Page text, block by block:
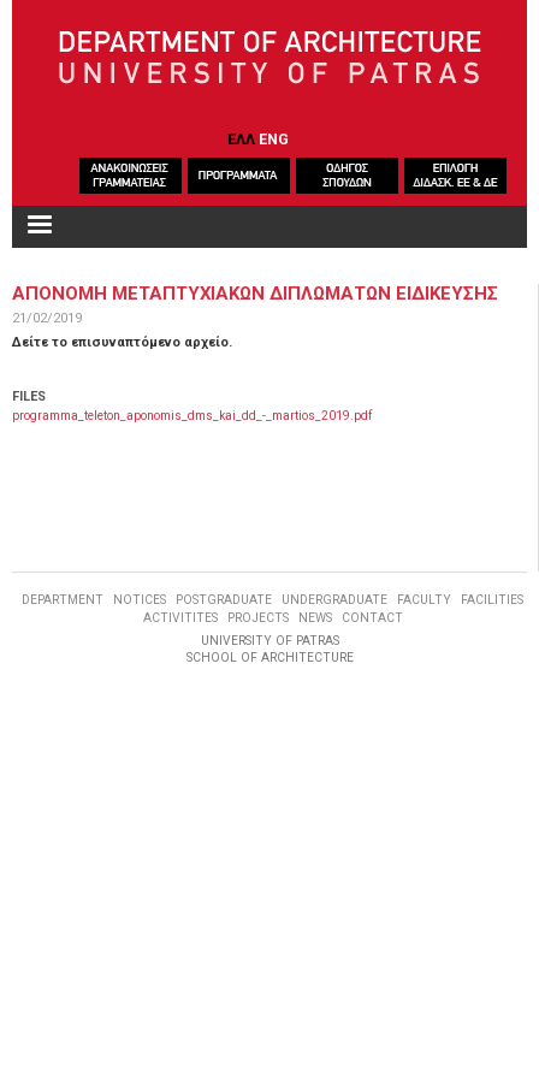
ΕΛΛ ENG
ΑΠΟΝΟΜΗ ΜΕΤΑΠΤΥΧΙΑΚΩΝ ΔΙΠΛΩΜΑΤΩΝ ΕΙΔΙΚΕΥΣΗΣ
21/02/2019
Δείτε το επισυναπτόμενο αρχείο.
FILES
programma_teleton_aponomis_dms_kai_dd_-_martios_2019.pdf
DEPARTMENT NOTICES POSTGRADUATE UNDERGRADUATE FACULTY
FACILITIES
ACTIVITITES
PROJECTS NEWS
CONTACT
UNIVERSITY OF PATRAS
SCHOOL OF ARCHITECTURE